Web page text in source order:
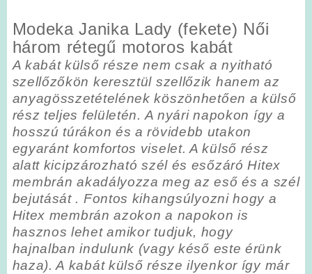
Modeka Janika Lady (fekete) Női
három rétegű motoros kabát
A kabát külső része nem csak a nyitható
szellőzőkön keresztül szellőzik hanem az
anyagösszetételének köszönhetően a külső
rész teljes felületén. A nyári napokon így a
hosszú túrákon és a rövidebb utakon
egyaránt komfortos viselet. A külső rész
alatt kicipzározható szél és esőzáró Hitex
membrán akadályozza meg az eső és a szél
bejutását . Fontos kihangsúlyozni hogy a
Hitex membrán azokon a napokon is
hasznos lehet amikor tudjuk, hogy
hajnalban indulunk (vagy késő este érünk
haza). A kabát külső része ilyenkor így már